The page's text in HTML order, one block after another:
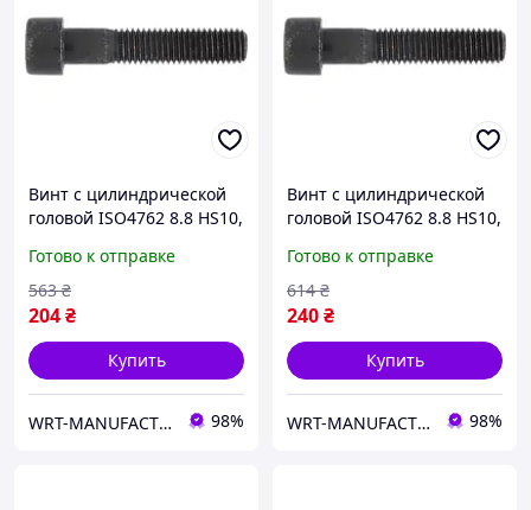
Винт с цилиндрической
головой ISO4762 8.8 HS10,
WURTH ( арт. 008212110 )
Готово к отправке
204₴
563 ₴
Купить
WRT-MANUFACTURING 98%
Винт с цилиндрической
головой ISO4762 8.8 HS10,
WURTH ( арт. 008212120 )
Готово к отправке
240₴
614 ₴
Купить
WRT-MANUFACTURING 98%